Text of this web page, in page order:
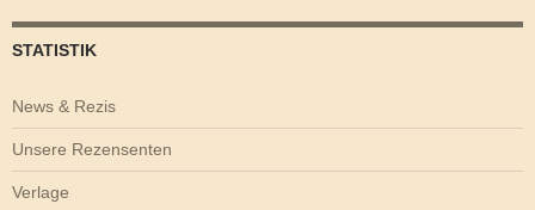
STATISTIK
News & Rezis
Unsere Rezensenten
Verlage